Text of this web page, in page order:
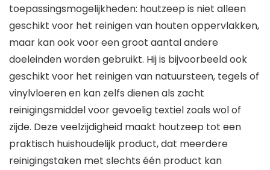
toepassingsmogelijkheden: houtzeep is niet alleen
geschikt voor het reinigen van houten oppervlakken,
maar kan ook voor een groot aantal andere
doeleinden worden gebruikt. Hij is bijvoorbeeld ook
geschikt voor het reinigen van natuursteen, tegels of
vinylvloeren en kan zelfs dienen als zacht
reinigingsmiddel voor gevoelig textiel zoals wol of
zijde. Deze veelzijdigheid maakt houtzeep tot een
praktisch huishoudelijk product, dat meerdere
reinigingstaken met slechts één product kan